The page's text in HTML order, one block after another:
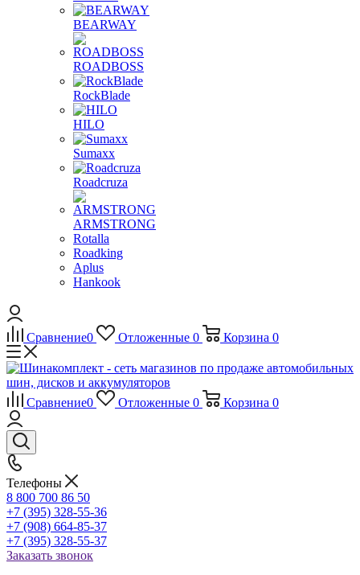
BEARWAY
ROADBOSS
RockBlade
HILO
Sumaxx
Roadcruza
ARMSTRONG
Rotalla
Roadking
Aplus
Hankook
Сравнение0 Отложенные 0 Корзина 0
Сравнение0 Отложенные 0 Корзина 0
Телефоны
8 800 700 86 50
+7 (395) 328-55-36
+7 (908) 664-85-37
+7 (395) 328-55-37
Заказать звонок